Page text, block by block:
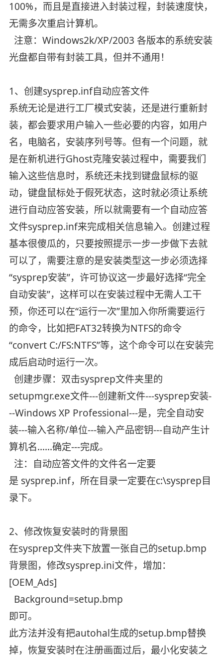
100%，而且是直接进入封装过程，封装速度快，
无需多次重启计算机。
注意：Windows2k/XP/2003 各版本的系统安装
光盘都自带有封装工具，但并不通用！
1、创建sysprep.inf自动应答文件
系统无论是进行工厂模式安装，还是进行重新封
装，都会要求用户输入一些必要的内容，如用户
名，电脑名，安装序列号等。但有一个问题，就
是在新机进行Ghost克隆安装过程中，需要我们
输入这些信息时，系统还未找到键盘鼠标的驱
动，键盘鼠标处于假死状态，这时就必须让系统
进行自动应答安装，所以就需要有一个自动应答
文件sysprep.inf来完成相关信息输入。创建过程
基本很傻瓜的，只要按照提示一步一步做下去就
可以了，需要注意的是安装类型这一步必须选择
“sysprep安装”，许可协议这一步最好选择“完全
自动安装”，这样可以在安装过程中无需人工干
预，你还可以在“运行一次”里加入你所需要运行
的命令，比如把FAT32转换为NTFS的命令
“convert C:/FS:NTFS”等，这个命令可以在安装完
成后启动时运行一次。
创建步骤：双击sysprep文件夹里的
setupmgr.exe文件---创建新文件---sysprep安装-
--Windows XP Professional---是，完全自动安
装---输入名称/单位---输入产品密钥---自动产生计
算机名......确定---完成。
注：自动应答文件的文件名一定要
是 sysprep.inf，所在目录一定要在c:\sysprep目
录下。
2、修改恢复安装时的背景图
在sysprep文件夹下放置一张自己的setup.bmp
背景图，修改sysprep.ini文件，增加：
[OEM_Ads]
Background=setup.bmp
即可。
此方法并没有把autohal生成的setup.bmp替换
掉，恢复安装时在注册画面过后，最小化安装之